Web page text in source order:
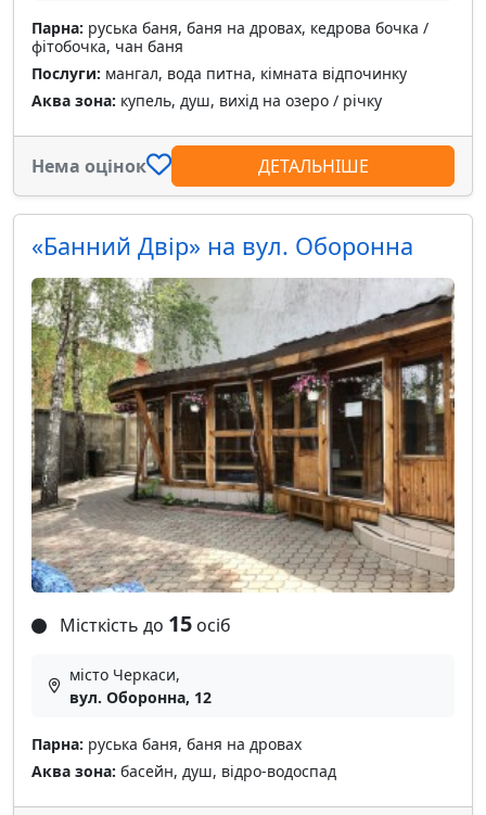
Парна: руська баня, баня на дровах, кедрова бочка /
фітобочка, чан баня
Послуги: мангал, вода питна, кімната відпочинку
Аква зона: купель, душ, вихід на озеро / річку
Нема оцінок ДЕТАЛЬНІШЕ
«Банний Двір» на вул. Оборонна
Місткість до 15 осіб
місто Черкаси,
вул. Оборонна, 12
Парна: руська баня, баня на дровах
Аква зона: басейн, душ, відро-водоспад